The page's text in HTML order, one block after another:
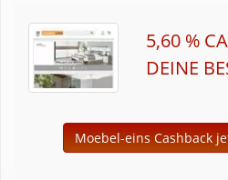
5,60 %
DEINE
Moebel-eins Cashback